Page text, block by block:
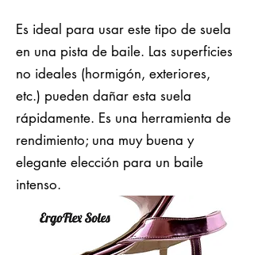
Es ideal para usar este tipo de suela
en una pista de baile. Las superficies
no ideales (hormigón, exteriores,
etc.) pueden dañar esta suela
rápidamente. Es una herramienta de
rendimiento; una muy buena y
elegante elección para un baile
intenso.